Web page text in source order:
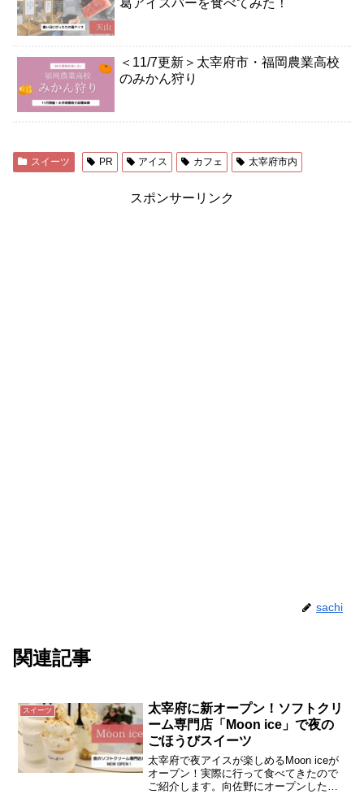
＜11/7更新＞太宰府市・福岡農業高校
のみかん狩り
スイーツ PR アイス カフェ 太宰府市内
スポンサーリンク
sachi
関連記事
スイーツ
太宰府に新オープン！ソフトクリ
ーム専門店「Moon ice」で夜の
ごほうびスイーツ
太宰府で夜アイスが楽しめるMoon iceが
オープン！実際に行って食べてきたので
ご紹介します。向佐野にオープンした